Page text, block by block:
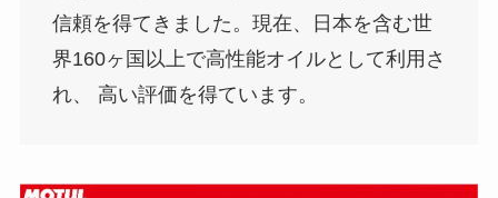
信頼を得てきました。現在、日本を含む世
界160ヶ国以上で高性能オイルとして利用さ
れ、 高い評価を得ています。